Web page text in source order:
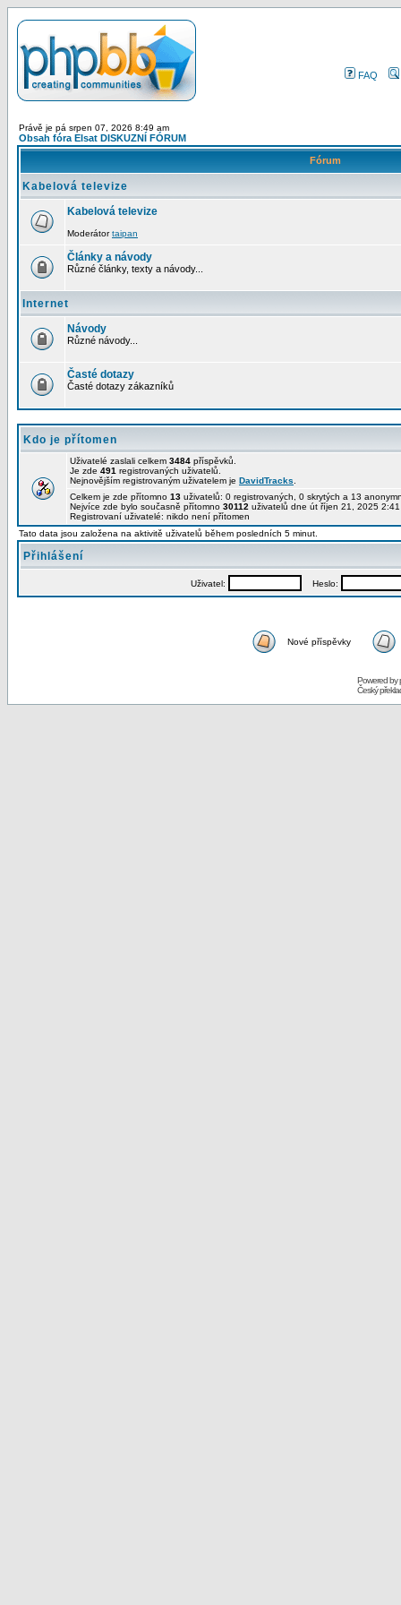
FAQ
Právě je pá srpen 07, 2026 8:49 am
Obsah fóra Elsat DISKUZNÍ FÓRUM
Fórum
Kabelová televize
Kabelová televize
Moderátortaipan
Články a návody
Různé články, texty a návody...
Internet
Návody
Různé návody...
Časté dotazy
Časté dotazy zákazníků
Kdo je přítomen
Uživatelé zaslali celkem 3484 příspěvků.
Je zde 491 registrovaných uživatelů.
Nejnovějším registrovaným uživatelem je DavidTracks
Celkem je zde přítomno 13 uživatelů: 0 registrovaných, 0 skrytých a 13
Nejvíce zde bylo současně přítomno 30112 uživatelů dne út říjen 21, 2025
Registrovaní uživatelé: nikdo není přítomen
Tato data jsou založena na aktivitě uživatelů během posledních 5 minut.
Přihlášení
Uživatel: Heslo:
Nové příspěvky
Powered by
Český